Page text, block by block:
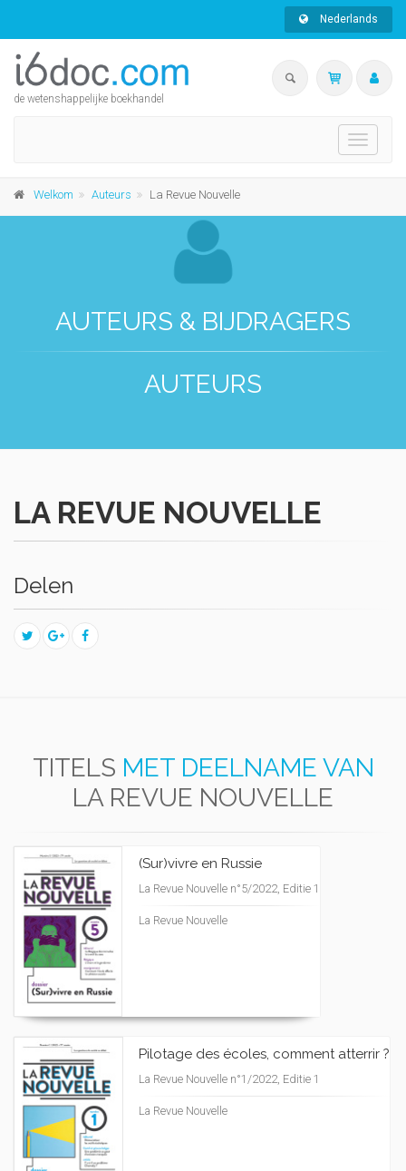
Nederlands
de wetenshappelijke boekhandel
Toggle
Welkom Auteurs La Revue Nouvelle
AUTEURS & BIJDRAGERS
AUTEURS
LA REVUE NOUVELLE
Delen
TITELS MET DEELNAME VAN
LA REVUE NOUVELLE
(Sur)vivre en Russie
La Revue Nouvelle n°5/2022, Editie 1
La Revue Nouvelle
Pilotage des écoles, comment atterrir ?
La Revue Nouvelle n°1/2022, Editie 1
La Revue Nouvelle